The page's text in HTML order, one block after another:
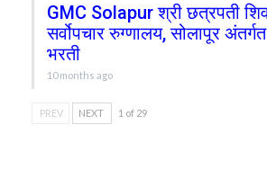
GMC Solapur श्री छत्रपती
सर्वोपचार रुग्णालय, सोलापूर
भरती
10 months ago
PREV NEXT 1 of 29